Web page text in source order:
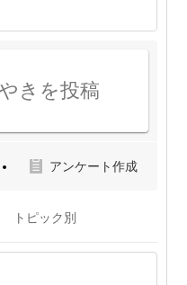
きを投稿
アンケート作成
トピック別